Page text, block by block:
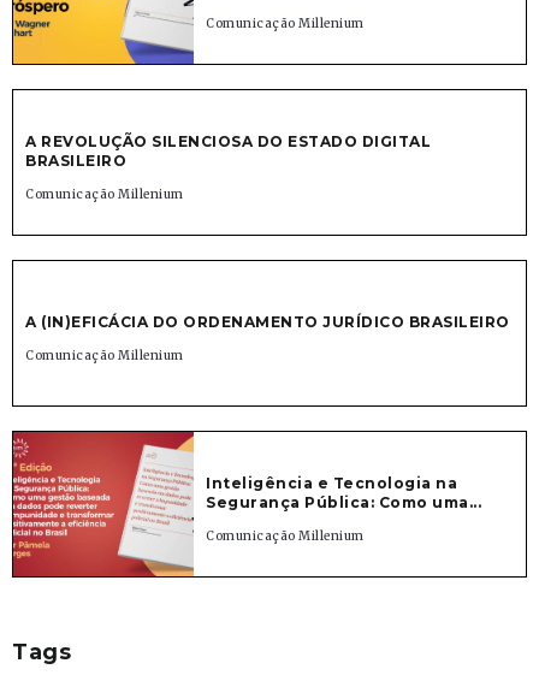
Comunicação Millenium
A REVOLUÇÃO SILENCIOSA DO ESTADO DIGITAL
BRASILEIRO
Comunicação Millenium
A (IN)EFICÁCIA DO ORDENAMENTO JURÍDICO BRASILEIRO
Comunicação Millenium
Inteligência e Tecnologia na
Segurança Pública: Como uma...
Comunicação Millenium
Tags